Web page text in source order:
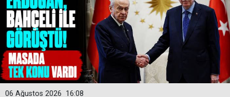
16:08
06 Ağustos 2026